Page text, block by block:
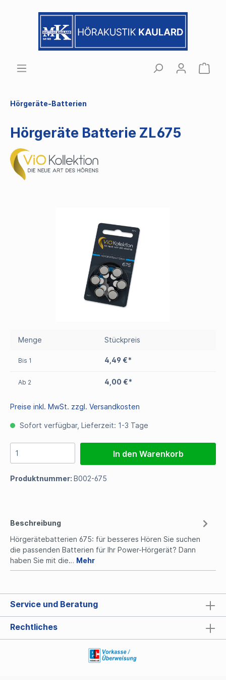
Hörgeräte-Batterien
Hörgeräte Batterie ZL675
Menge Stückpreis
Bis 1 4,49 €*
Ab 2 4,00 €*
Preise inkl. MwSt. zzgl. Versandkosten
Sofort verfügbar, Lieferzeit: 1-3 Tage
In den Warenkorb
Produktnummer: B002-675
Beschreibung
Hörgerätebatterien 675: für besseres Hören Sie suchen
die passenden Batterien für Ihr Power-Hörgerät? Dann
haben Sie mit die… Mehr
Service und Beratung
Rechtliches